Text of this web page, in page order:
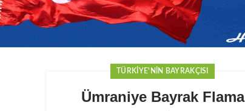
TÜRKIYE'NIN BAYRAKÇISI
Ümraniye Bayrak Flama